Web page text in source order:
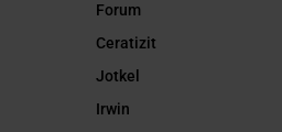
Forum
Ceratizit
Jotkel
Irwin